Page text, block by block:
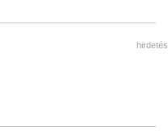
hirdetés